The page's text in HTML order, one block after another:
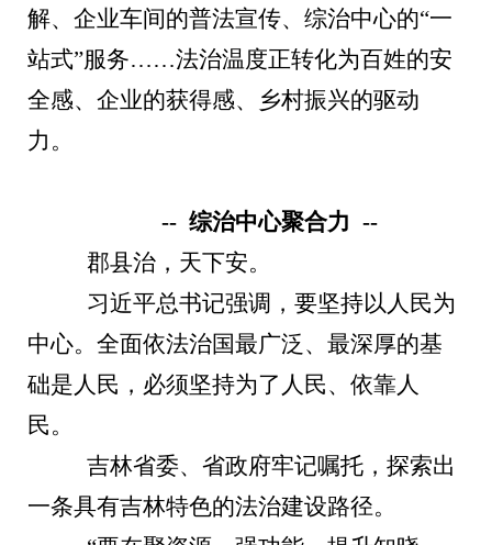
解、企业车间的普法宣传、综治中心的“一
站式”服务……法治温度正转化为百姓的安
全感、企业的获得感、乡村振兴的驱动
力。
-- 综治中心聚合力 --
郡县治，天下安。
习近平总书记强调，要坚持以人民为
中心。全面依法治国最广泛、最深厚的基
础是人民，必须坚持为了人民、依靠人
民。
吉林省委、省政府牢记嘱托，探索出
一条具有吉林特色的法治建设路径。